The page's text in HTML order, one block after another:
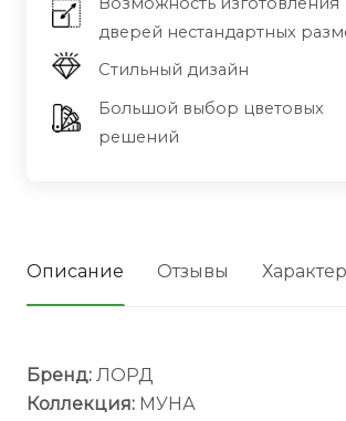
дверей нестандартных
Стильный дизайн
Большой выбор цветовых
решений
Описание Отзывы
Бренд: ЛОРД
Коллекция: МУНА